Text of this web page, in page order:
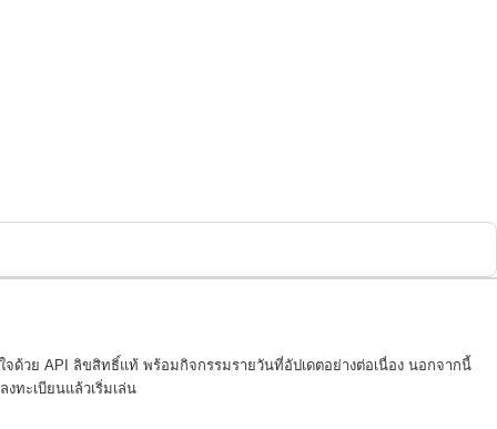
ด้วย API ลิขสิทธิ์แท้ พร้อมกิจกรรมรายวันที่อัปเดตอย่างต่อเนื่อง นอกจากนี้
ทะเบียนแล้วเริ่มเล่น